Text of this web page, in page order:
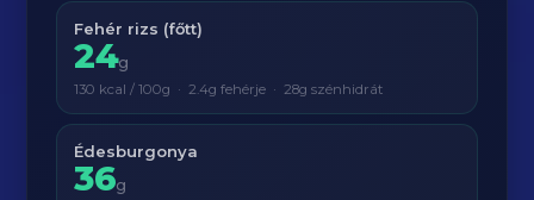
Fehér rizs (főtt)
24g
130 kcal / 100g · 2.4g fehérje · 28g szénhidrát
Édesburgonya
36g